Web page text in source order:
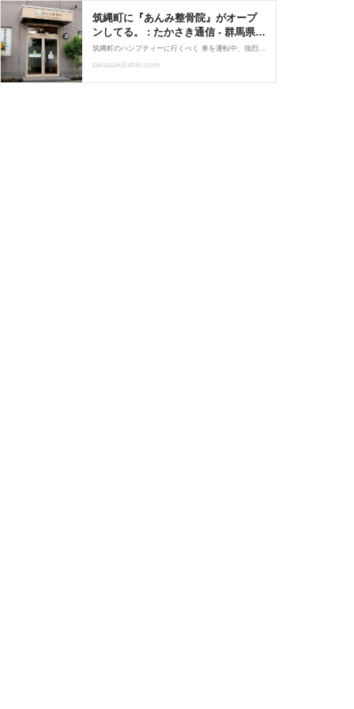
筑縄町に『あんみ整骨院』がオープ
ンしてる。 : たかさき通信 - 群馬県高
崎市の地域情報サイト
筑縄町のハンプティーに行くべく 車を運転中、強烈な違和感。 なんか…お祝いのお花が出てたような？ サキ子、華麗にUターン！ 体がもう勝手に動いてしまう。笑 『あんみ整骨院』なる整骨院が オープンしたっぽい！！
takasaki2shin.com